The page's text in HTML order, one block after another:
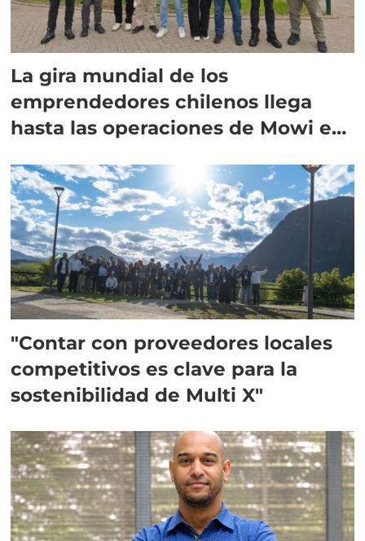
La gira mundial de los
emprendedores chilenos llega
hasta las operaciones de Mowi en
"Contar con proveedores locales
competitivos es clave para la
sostenibilidad de Multi X"